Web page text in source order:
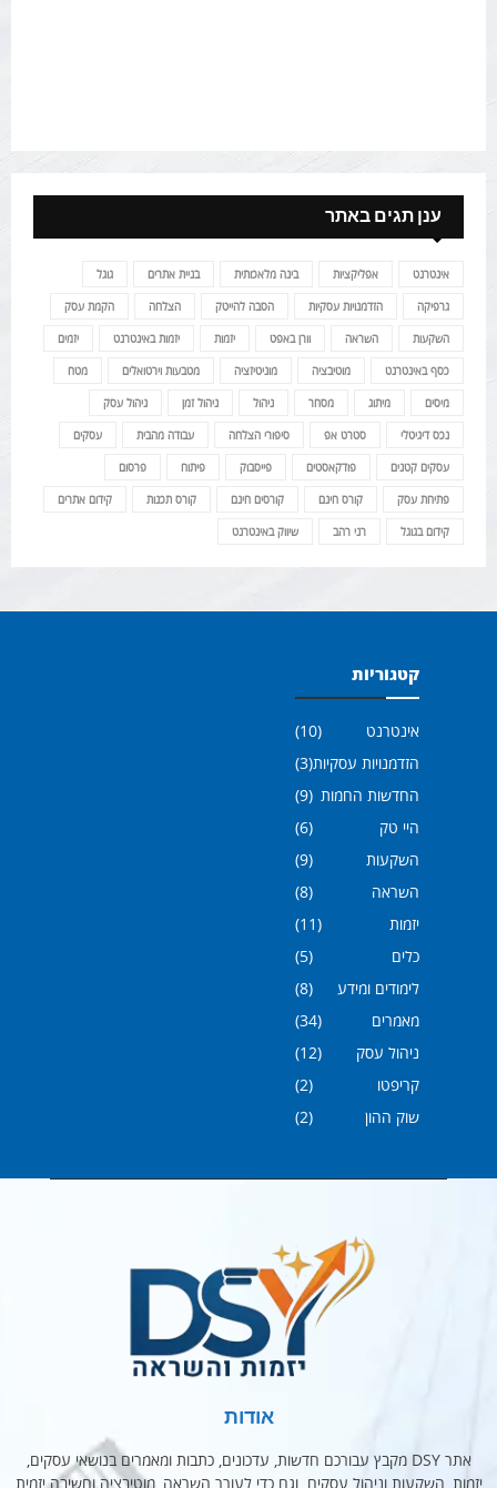
ענן תגים באתר
אינטרנט אפליקציות בינה מלאכותית בניית אתרים גוגל
גרפיקה הזדמנויות עסקיות הסבה להייטק הצלחה הקמת עסק
השקעות השראה וורן באפט יזמות יזמות באינטרנט יזמים
כסף באינטרנט מוטיבציה מוניטיזציה מטבעות וירטואלים מטח
מיסים מיתוג מסחר ניהול ניהול זמן ניהול עסק
נכס דיגיטלי סטרט אפ סיפורי הצלחה עבודה מהבית עסקים
עסקים קטנים פודקאסטים פייסבוק פיתוח פרסום
פתיחת עסק קורס חינם קורסים חינם קורס תכנות קידום אתרים
קידום בגוגל רני רהב שיווק באינטרנט
קטגוריות
אינטרנט
(10)
הזדמנויות עסקיות(3)
החדשות החמות (9)
היי טק
(6)
השקעות
(9)
השראה
(8)
יזמות
(11)
כלים
(5)
לימודים ומידע
(8)
מאמרים
(34)
ניהול עסק
(12)
קריפטו
(2)
שוק ההון
(2)
אודות
אתר DSY מקבץ עבורכם חדשות, עדכונים, כתבות ומאמרים בנושאי עסקים,
יזמות, השקעות וניהול עסקים. וגם כדי לעורר השראה, מוטיבציה וחשיבה יזמית